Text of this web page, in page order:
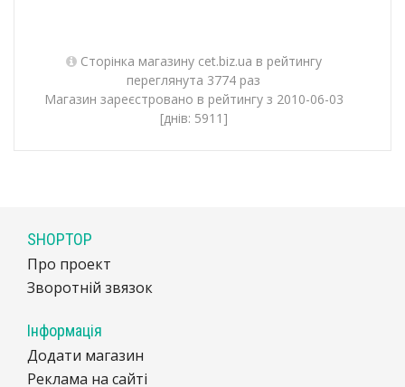
Сторінка магазину cet.biz.ua в рейтингу
переглянута 3774 раз
Магазин зареєстровано в рейтингу з 2010-06-03
[днів: 5911]
SHOPTOP
Про проект
Зворотній звязок
Інформація
Додати магазин
Реклама на сайті